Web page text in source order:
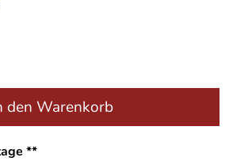
den Warenkorb
**